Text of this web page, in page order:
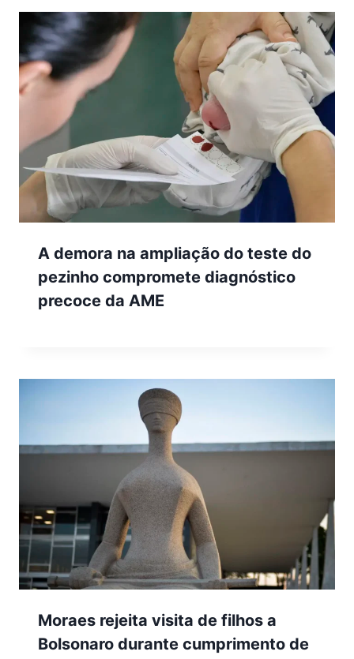
A demora na ampliação do teste do
pezinho compromete diagnóstico
precoce da AME
Moraes rejeita visita de filhos a
Bolsonaro durante cumprimento de